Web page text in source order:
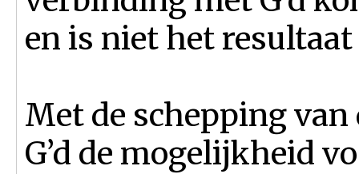
en is niet het
Met de schepping
G’d de mogelijkheid